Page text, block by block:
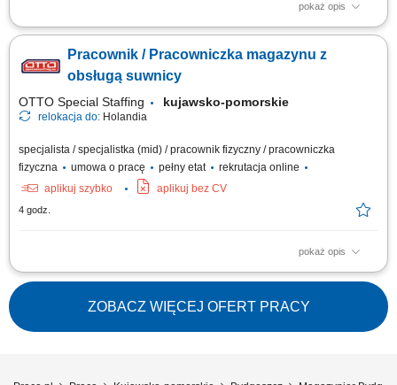
pokaż opis
Zakres obowiązków: Załadunek, rozładunek i magazynowanie towarów w
towaru do wysyłki; Wykonywanie prostych prac pomocniczych na terenie
magazynu;
Pracownik / Pracowniczka magazynu z
obsługą suwnicy
OTTO Special Staffing kujawsko-pomorskie
relokacja do: Holandia
specjalista / specjalistka (mid) / pracownik fizyczny / pracowniczka
fizyczna
umowa o pracę pełny etat
rekrutacja online
aplikuj szybko
aplikuj bez CV
4 godz.
pokaż opis
Opis stanowiska: obsługa procesów związanych z przepływem stali
konstrukcyjnej w zakładzie produkcyjnym, załadunek oraz rozładunek
ciężarówek z elementami stalowymi, przemieszczanie dużych i ciężkich
komponentów przy użyciu suwnicy, kontrola poprawności załadunku oraz
dbałość o...
ZOBACZ WIĘCEJ OFERT PRACY